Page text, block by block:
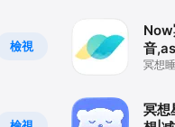
檢視
音
失眠
冥想
冥想